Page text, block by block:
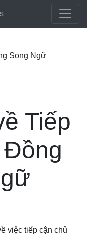
Song Ngữ
Tiếp
Đồng
việc tiếp cận chủ